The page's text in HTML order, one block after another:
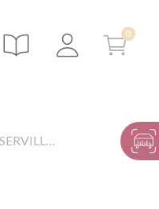
MANTELES Y SERVILLETAS